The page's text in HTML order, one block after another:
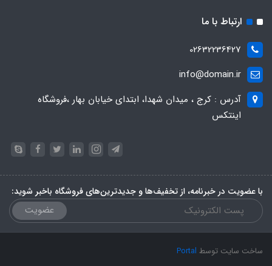
ارتباط با ما
02632236427
info@domain.ir
آدرس : کرج ، میدان شهدا، ابتدای خیابان بهار ،فروشگاه
اینتکس
با عضویت در خبرنامه، از تخفیف‌ها و جدیدترین‌های فروشگاه باخبر شوید:
عضویت
ساخت سایت توسط Portal